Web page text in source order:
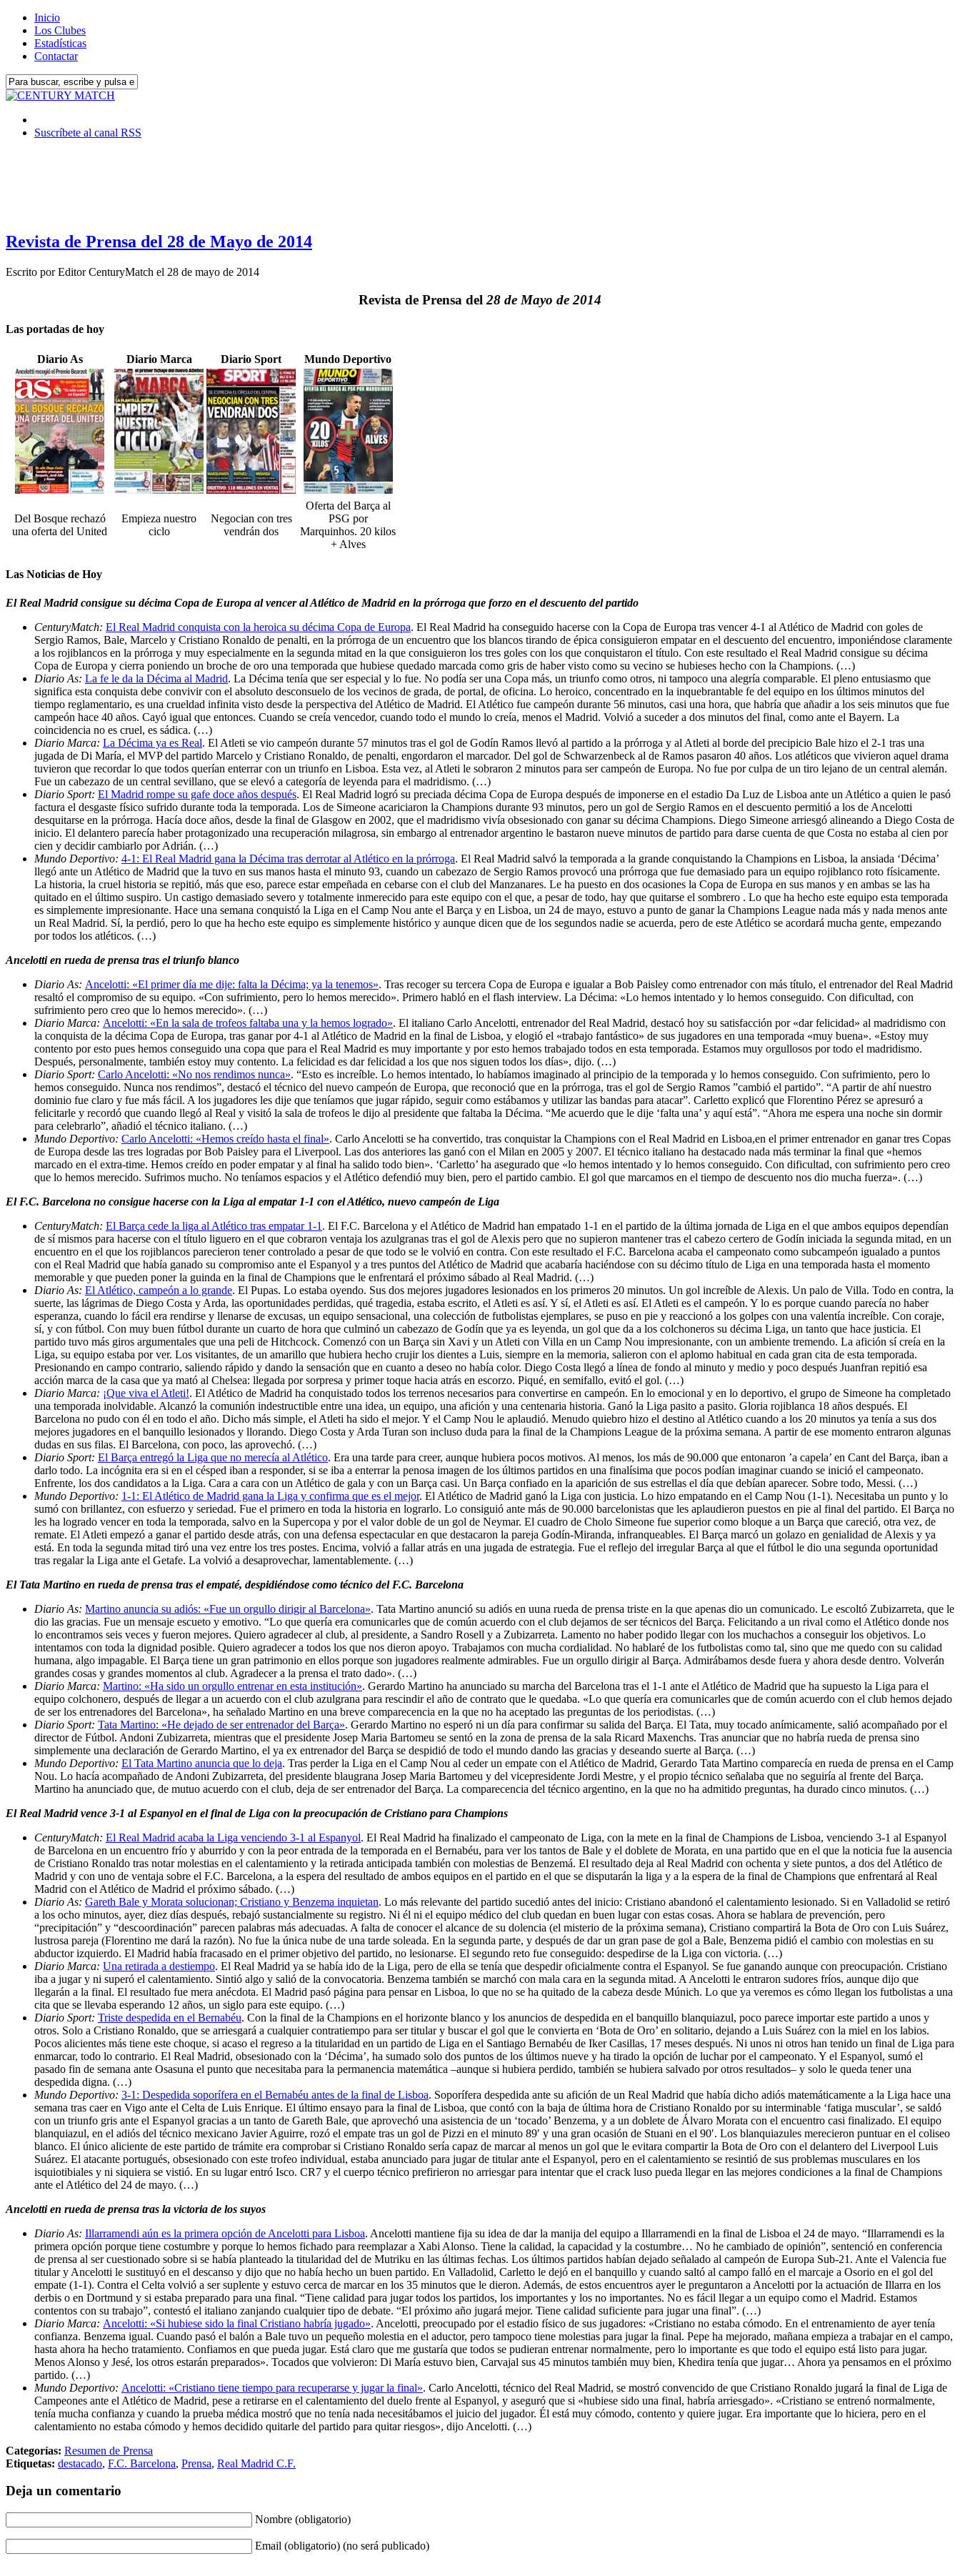
Inicio
Los Clubes
Estadísticas
Contactar
Suscríbete al canal RSS
Revista de Prensa del 28 de Mayo de 2014
Escrito porEditor CenturyMatch el 28 de mayo de 2014
Revista de Prensa del 28 de Mayo de 2014
Las portadas de hoy
Diario As Diario Marca Diario Sport Mundo Deportivo
Del Bosque rechazó
una oferta del United
Empieza nuestro
ciclo
Negocian con tres
vendrán dos
Oferta del Barça al
PSG por
Marquinhos. 20 kilos
+ Alves
Las Noticias de Hoy
El Real Madrid consigue su décima Copa de Europa al vencer al Atlético de Madrid en la prórroga que forzo en el descuento del partido
CenturyMatch: El Real Madrid conquista con la heroica su décima Copa de Europa. El Real Madrid ha conseguido hacerse con la Copa de Europa tras vencer 4-1 al Atlético de Madrid con goles de
Sergio Ramos, Bale, Marcelo y Cristiano Ronaldo de penalti, en la prórroga de un encuentro que los blancos tirando de épica consiguieron empatar en el descuento del encuentro, imponiéndose claramente
a los rojiblancos en la prórroga y muy especialmente en la segunda mitad en la que consiguieron los tres goles con los que conquistaron el título. Con este resultado el Real Madrid consigue su décima
Copa de Europa y cierra poniendo un broche de oro una temporada que hubiese quedado marcada como gris de haber visto como su vecino se hubieses hecho con la Champions. (…)
Diario As: La fe le da la Décima al Madrid. La Décima tenía que ser especial y lo fue. No podía ser una Copa más, un triunfo como otros, ni tampoco una alegría comparable. El pleno entusiasmo que
significa esta conquista debe convivir con el absoluto desconsuelo de los vecinos de grada, de portal, de oficina. Lo heroico, concentrado en la inquebrantable fe del equipo en los últimos minutos del
tiempo reglamentario, es una crueldad infinita visto desde la perspectiva del Atlético de Madrid. El Atlético fue campeón durante 56 minutos, casi una hora, que habría que añadir a los seis minutos que fue
campeón hace 40 años. Cayó igual que entonces. Cuando se creía vencedor, cuando todo el mundo lo creía, menos el Madrid. Volvió a suceder a dos minutos del final, como ante el Bayern. La
coincidencia no es cruel, es sádica. (…)
Diario Marca: La Décima ya es Real. El Atleti se vio campeón durante 57 minutos tras el gol de Godín Ramos llevó al partido a la prórroga y al Atleti al borde del precipicio Bale hizo el 2-1 tras una
jugada de Di María, el MVP del partido Marcelo y Cristiano Ronaldo, de penalti, engordaron el marcador. Del gol de Schwarzenbeck al de Ramos pasaron 40 años. Los atléticos que vivieron aquel drama
tuvieron que recordar lo que todos querían enterrar con un triunfo en Lisboa. Esta vez, al Atleti le sobraron 2 minutos para ser campeón de Europa. No fue por culpa de un tiro lejano de un central alemán.
Fue un cabezazo de un central sevillano, que se elevó a categoría de leyenda para el madridismo. (…)
Diario Sport: El Madrid rompe su gafe doce años después. El Real Madrid logró su preciada décima Copa de Europa después de imponerse en el estadio Da Luz de Lisboa ante un Atlético a quien le pasó
factura el desgaste físico sufrido durante toda la temporada. Los de Simeone acariciaron la Champions durante 93 minutos, pero un gol de Sergio Ramos en el descuento permitió a los de Ancelotti
desquitarse en la prórroga. Hacía doce años, desde la final de Glasgow en 2002, que el madridismo vivía obsesionado con ganar su décima Champions. Diego Simeone arriesgó alineando a Diego Costa de
inicio. El delantero parecía haber protagonizado una recuperación milagrosa, sin embargo al entrenador argentino le bastaron nueve minutos de partido para darse cuenta de que Costa no estaba al cien por
cien y decidir cambiarlo por Adrián. (…)
Mundo Deportivo: 4-1: El Real Madrid gana la Décima tras derrotar al Atlético en la prórroga. El Real Madrid salvó la temporada a la grande conquistando la Champions en Lisboa, la ansiada ‘Décima’
llegó ante un Atlético de Madrid que la tuvo en sus manos hasta el minuto 93, cuando un cabezazo de Sergio Ramos provocó una prórroga que fue demasiado para un equipo rojiblanco roto físicamente.
La historia, la cruel historia se repitió, más que eso, parece estar empeñada en cebarse con el club del Manzanares. Le ha puesto en dos ocasiones la Copa de Europa en sus manos y en ambas se las ha
quitado en el último suspiro. Un castigo demasiado severo y totalmente inmerecido para este equipo con el que, a pesar de todo, hay que quitarse el sombrero . Lo que ha hecho este equipo esta temporada
es simplemente impresionante. Hace una semana conquistó la Liga en el Camp Nou ante el Barça y en Lisboa, un 24 de mayo, estuvo a punto de ganar la Champions League nada más y nada menos ante
un Real Madrid. Sí, la perdió, pero lo que ha hecho este equipo es simplemente histórico y aunque dicen que de los segundos nadie se acuerda, pero de este Atlético se acordará mucha gente, empezando
por todos los atléticos. (…)
Ancelotti en rueda de prensa tras el triunfo blanco
Diario As: Ancelotti: «El primer día me dije: falta la Décima; ya la tenemos». Tras recoger su tercera Copa de Europa e igualar a Bob Paisley como entrenador con más título, el entrenador del Real Madrid
resaltó el compromiso de su equipo. «Con sufrimiento, pero lo hemos merecido». Primero habló en el flash interview. La Décima: «Lo hemos intentado y lo hemos conseguido. Con dificultad, con
sufrimiento pero creo que lo hemos merecido». (…)
Diario Marca: Ancelotti: «En la sala de trofeos faltaba una y la hemos logrado». El italiano Carlo Ancelotti, entrenador del Real Madrid, destacó hoy su satisfacción por «dar felicidad» al madridismo con
la conquista de la décima Copa de Europa, tras ganar por 4-1 al Atlético de Madrid en la final de Lisboa, y elogió el «trabajo fantástico» de sus jugadores en una temporada «muy buena». «Estoy muy
contento por esto pues hemos conseguido una copa que para el Real Madrid es muy importante y por esto hemos trabajado todos en esta temporada. Estamos muy orgullosos por todo el madridismo.
Después, personalmente, también estoy muy contento. La felicidad es dar felicidad a los que nos siguen todos los días», dijo. (…)
Diario Sport: Carlo Ancelotti: «No nos rendimos nunca». “Esto es increíble. Lo hemos intentado, lo habíamos imaginado al principio de la temporada y lo hemos conseguido. Con sufrimiento, pero lo
hemos conseguido. Nunca nos rendimos”, destacó el técnico del nuevo campeón de Europa, que reconoció que en la prórroga, tras el gol de Sergio Ramos ”cambió el partido”. “A partir de ahí nuestro
dominio fue claro y fue más fácil. A los jugadores les dije que teníamos que jugar rápido, seguir como estábamos y utilizar las bandas para atacar”. Carletto explicó que Florentino Pérez se apresuró a
felicitarle y recordó que cuando llegó al Real y visitó la sala de trofeos le dijo al presidente que faltaba la Décima. “Me acuerdo que le dije ‘falta una’ y aquí está”. “Ahora me espera una noche sin dormir
para celebrarlo”, añadió el técnico italiano. (…)
Mundo Deportivo: Carlo Ancelotti: «Hemos creído hasta el final». Carlo Ancelotti se ha convertido, tras conquistar la Champions con el Real Madrid en Lisboa,en el primer entrenador en ganar tres Copas
de Europa desde las tres logradas por Bob Paisley para el Liverpool. Las dos anteriores las ganó con el Milan en 2005 y 2007. El técnico italiano ha destacado nada más terminar la final que «hemos
marcado en el extra-time. Hemos creído en poder empatar y al final ha salido todo bien». ‘Carletto’ ha asegurado que «lo hemos intentado y lo hemos conseguido. Con dificultad, con sufrimiento pero creo
que lo hemos merecido. Sufrimos mucho. No teníamos espacios y el Atlético defendió muy bien, pero el partido cambio. El gol que marcamos en el tiempo de descuento nos dio mucha fuerza». (…)
El F.C. Barcelona no consigue hacerse con la Liga al empatar 1-1 con el Atlético, nuevo campeón de Liga
CenturyMatch: El Barça cede la liga al Atlético tras empatar 1-1 . El F.C. Barcelona y el Atlético de Madrid han empatado 1-1 en el partido de la última jornada de Liga en el que ambos equipos dependían
de sí mismos para hacerse con el título liguero en el que cobraron ventaja los azulgranas tras el gol de Alexis pero que no supieron mantener tras el cabezo certero de Godín iniciada la segunda mitad, en un
encuentro en el que los rojiblancos parecieron tener controlado a pesar de que todo se le volvió en contra. Con este resultado el F.C. Barcelona acaba el campeonato como subcampeón igualado a puntos
con el Real Madrid que había ganado su compromiso ante el Espanyol y a tres puntos del Atlético de Madrid que acabaría haciéndose con su décimo título de Liga en una temporada hasta el momento
memorable y que pueden poner la guinda en la final de Champions que le enfrentará el próximo sábado al Real Madrid. (…)
Diario As: El Atlético, campeón a lo grande. El Pupas. Lo estaba oyendo. Sus dos mejores jugadores lesionados en los primeros 20 minutos. Un gol increíble de Alexis. Un palo de Villa. Todo en contra, la
suerte, las lágrimas de Diego Costa y Arda, las oportunidades perdidas, qué tragedia, estaba escrito, el Atleti es así. Y sí, el Atleti es así. El Atleti es el campeón. Y lo es porque cuando parecía no haber
esperanza, cuando lo fácil era rendirse y llenarse de excusas, un equipo sensacional, una colección de futbolistas ejemplares, se puso en pie y reaccionó a los golpes con una valentía increíble. Con coraje,
sí, y con fútbol. Con muy buen fútbol durante un cuarto de hora que culminó un cabezazo de Godín que ya es leyenda, un gol que da a los colchoneros su décima Liga, un tanto que hace justicia. El
partido tuvo más giros argumentales que una peli de Hitchcock. Comenzó con un Barça sin Xavi y un Atleti con Villa en un Camp Nou impresionante, con un ambiente tremendo. La afición sí creía en la
Liga, su equipo estaba por ver. Los visitantes, de un amarillo que hubiera hecho crujir los dientes a Luis, siempre en la memoria, salieron con el aplomo habitual en cada gran cita de esta temporada.
Presionando en campo contrario, saliendo rápido y dando la sensación que en cuanto a deseo no había color. Diego Costa llegó a línea de fondo al minuto y medio y poco después Juanfran repitió esa
acción marca de la casa que ya mató al Chelsea: llegada por sorpresa y primer toque hacia atrás en escorzo. Piqué, en semifallo, evitó el gol. (…)
Diario Marca: ¡Que viva el Atleti!. El Atlético de Madrid ha conquistado todos los terrenos necesarios para convertirse en campeón. En lo emocional y en lo deportivo, el grupo de Simeone ha completado
una temporada inolvidable. Alcanzó la comunión indestructible entre una idea, un equipo, una afición y una centenaria historia. Ganó la Liga pasito a pasito. Gloria rojiblanca 18 años después. El
Barcelona no pudo con él en todo el año. Dicho más simple, el Atleti ha sido el mejor. Y el Camp Nou le aplaudió. Menudo quiebro hizo el destino al Atlético cuando a los 20 minutos ya tenía a sus dos
mejores jugadores en el banquillo lesionados y llorando. Diego Costa y Arda Turan son incluso duda para la final de la Champions League de la próxima semana. A partir de ese momento entraron algunas
dudas en sus filas. El Barcelona, con poco, las aprovechó. (…)
Diario Sport: El Barça entregó la Liga que no merecía al Atlético. Era una tarde para creer, aunque hubiera pocos motivos. Al menos, los más de 90.000 que entonaron ’a capela’ en Cant del Barça, iban a
darlo todo. La incógnita era si en el césped iban a responder, si se iba a enterrar la penosa imagen de los últimos partidos en una finalísima que pocos podían imaginar cuando se inició el campeonato.
Enfrente, los dos candidatos a la Liga. Cara a cara con un Atlético de gala y con un Barça casi. Un Barça confiado en la aparición de sus estrellas el día que debían aparecer. Sobre todo, Messi. (…)
Mundo Deportivo: 1-1: El Atlético de Madrid gana la Liga y confirma que es el mejor. El Atlético de Madrid ganó la Liga con justicia. Lo hizo empatando en el Camp Nou (1-1). Necesitaba un punto y lo
sumó con brillantez, con esfuerzo y seriedad. Fue el primero en toda la historia en lograrlo. Lo consiguió ante más de 90.000 barcelonistas que les aplaudieron puestos en pie al final del partido. El Barça no
les ha logrado vencer en toda la temporada, salvo en la Supercopa y por el valor doble de un gol de Neymar. El cuadro de Cholo Simeone fue superior como bloque a un Barça que careció, otra vez, de
remate. El Atleti empezó a ganar el partido desde atrás, con una defensa espectacular en que destacaron la pareja Godín-Miranda, infranqueables. El Barça marcó un golazo en genialidad de Alexis y ya
está. En toda la segunda mitad tiró una vez entre los tres postes. Encima, volvió a fallar atrás en una jugada de estrategia. Fue el reflejo del irregular Barça al que el fútbol le dio una segunda oportunidad
tras regalar la Liga ante el Getafe. La volvió a desaprovechar, lamentablemente. (…)
El Tata Martino en rueda de prensa tras el empaté, despidiéndose como técnico del F.C. Barcelona
Diario As: Martino anuncia su adiós: «Fue un orgullo dirigir al Barcelona». Tata Martino anunció su adiós en uuna rueda de prensa triste en la que apenas dio un comunicado. Le escoltó Zubizarreta, que le
dio las gracias. Fue un mensaje escueto y emotivo. “Lo que quería era comunicarles que de común acuerdo con el club dejamos de ser técnicos del Barça. Felicitando a un rival como el Atlético donde nos
lo encontramos seis veces y fueron mejores. Quiero agradecer al club, al presidente, a Sandro Rosell y a Zubizarreta. Lamento no haber podido llegar con los muchachos a conseguir los objetivos. Lo
intentamos con toda la dignidad posible. Quiero agradecer a todos los que nos dieron apoyo. Trabajamos con mucha cordialidad. No hablaré de los futbolistas como tal, sino que me quedo con su calidad
humana, algo impagable. El Barça tiene un gran patrimonio en ellos porque son jugadores realmente admirables. Fue un orgullo dirigir al Barça. Admirábamos desde fuera y ahora desde dentro. Volverán
grandes cosas y grandes momentos al club. Agradecer a la prensa el trato dado». (…)
Diario Marca: Martino: «Ha sido un orgullo entrenar en esta institución». Gerardo Martino ha anunciado su marcha del Barcelona tras el 1-1 ante el Atlético de Madrid que ha supuesto la Liga para el
equipo colchonero, después de llegar a un acuerdo con el club azulgrana para rescindir el año de contrato que le quedaba. «Lo que quería era comunicarles que de común acuerdo con el club hemos dejado
de ser los entrenadores del Barcelona», ha señalado Martino en una breve comparecencia en la que no ha aceptado las preguntas de los periodistas. (…)
Diario Sport: Tata Martino: «He dejado de ser entrenador del Barça». Gerardo Martino no esperó ni un día para confirmar su salida del Barça. El Tata, muy tocado anímicamente, salió acompañado por el
director de Fútbol. Andoni Zubizarreta, mientras que el presidente Josep Maria Bartomeu se sentó en la zona de prensa de la sala Ricard Maxenchs. Tras anunciar que no habría rueda de prensa sino
simplemente una declaración de Gerardo Martino, el ya ex entrenador del Barça se despidió de todo el mundo dando las gracias y deseando suerte al Barça. (…)
Mundo Deportivo: El Tata Martino anuncia que lo deja. Tras perder la Liga en el Camp Nou al ceder un empate con el Atlético de Madrid, Gerardo Tata Martino comparecía en rueda de prensa en el Camp
Nou. Lo hacía acompañado de Andoni Zubizarreta, del presidente blaugrana Josep Maria Bartomeu y del vicepresidente Jordi Mestre, y el propio técnico señalaba que no seguiría al frente del Barça.
Martino ha anunciado que, de mutuo acuerdo con el club, deja de ser entrenador del Barça. La comparecencia del técnico argentino, en la que no ha admitido preguntas, ha durado cinco minutos. (…)
El Real Madrid vence 3-1 al Espanyol en el final de Liga con la preocupación de Cristiano para Champions
CenturyMatch: El Real Madrid acaba la Liga venciendo 3-1 al Espanyol. El Real Madrid ha finalizado el campeonato de Liga, con la mete en la final de Champions de Lisboa, venciendo 3-1 al Espanyol
de Barcelona en un encuentro frío y aburrido y con la peor entrada de la temporada en el Bernabéu, para ver los tantos de Bale y el doblete de Morata, en una partido que en el que la noticia fue la ausencia
de Cristiano Ronaldo tras notar molestias en el calentamiento y la retirada anticipada también con molestias de Benzemá. El resultado deja al Real Madrid con ochenta y siete puntos, a dos del Atlético de
Madrid y con uno de ventaja sobre el F.C. Barcelona, a la espera del resultado de ambos equipos en el partido en el que se disputarán la liga y a la espera de la final de Champions que enfrentará al Real
Madrid con el Atlético de Madrid el próximo sábado. (…)
Diario As: Gareth Bale y Morata solucionan; Cristiano y Benzema inquietan. Lo más relevante del partido sucedió antes del inicio: Cristiano abandonó el calentamiento lesionado. Si en Valladolid se retiró
a los ocho minutos, ayer, diez días después, rebajó sustancialmente su registro. Ni él ni el equipo médico del club quedan en buen lugar con estas cosas. Ahora se hablara de prevención, pero
“precipitación” y “descoordinación” parecen palabras más adecuadas. A falta de conocer el alcance de su dolencia (el misterio de la próxima semana), Cristiano compartirá la Bota de Oro con Luis Suárez,
lustrosa pareja (Florentino me dará la razón). No fue la única nube de una tarde soleada. En la segunda parte, y después de dar un gran pase de gol a Bale, Benzema pidió el cambio con molestias en su
abductor izquierdo. El Madrid había fracasado en el primer objetivo del partido, no lesionarse. El segundo reto fue conseguido: despedirse de la Liga con victoria. (…)
Diario Marca: Una retirada a destiempo. El Real Madrid ya se había ido de la Liga, pero de ella se tenía que despedir oficialmente contra el Espanyol. Se fue ganando aunque con preocupación. Cristiano
iba a jugar y ni superó el calentamiento. Sintió algo y salió de la convocatoria. Benzema también se marchó con mala cara en la segunda mitad. A Ancelotti le entraron sudores fríos, aunque dijo que
llegarán a la final. El resultado fue mera anécdota. El Madrid pasó página para pensar en Lisboa, lo que no se ha quitado de la cabeza desde Múnich. Lo que ya veremos es cómo llegan los futbolistas a una
cita que se llevaba esperando 12 años, un siglo para este equipo. (…)
Diario Sport: Triste despedida en el Bernabéu. Con la final de la Champions en el horizonte blanco y los anuncios de despedida en el banquillo blanquiazul, poco parece importar este partido a unos y
otros. Solo a Cristiano Ronaldo, que se arriesgará a cualquier contratiempo para ser titular y buscar el gol que le convierta en ‘Bota de Oro’ en solitario, dejando a Luis Suárez con la miel en los labios.
Pocos alicientes más tiene este choque, si acaso el regreso a la titularidad en un partido de Liga en el Santiago Bernabéu de Iker Casillas, 17 meses después. Ni unos ni otros han tenido un final de Liga para
enmarcar, todo lo contrario. El Real Madrid, obsesionado con la ‘Décima’, ha sumado solo dos puntos de los últimos nueve y ha tirado la opción de luchar por el campeonato. Y el Espanyol, sumó el
pasado fin de semana ante Osasuna el punto que necesitaba para la permanencia matemática –aunque si hubiera perdido, también se hubiera salvado por otros resultados– y solo le queda tener una
despedida digna. (…)
Mundo Deportivo: 3-1: Despedida soporífera en el Bernabéu antes de la final de Lisboa. Soporífera despedida ante su afición de un Real Madrid que había dicho adiós matemáticamente a la Liga hace una
semana tras caer en Vigo ante el Celta de Luis Enrique. El último ensayo para la final de Lisboa, que contó con la baja de última hora de Cristiano Ronaldo por su interminable ‘fatiga muscular’, se saldó
con un triunfo gris ante el Espanyol gracias a un tanto de Gareth Bale, que aprovechó una asistencia de un ‘tocado’ Benzema, y a un doblete de Álvaro Morata con el encuentro casi finalizado. El equipo
blanquiazul, en el adiós del técnico mexicano Javier Aguirre, rozó el empate tras un gol de Pizzi en el minuto 89′ y una gran ocasión de Stuani en el 90′. Los blanquiazules merecieron puntuar en el coliseo
blanco. El único aliciente de este partido de trámite era comprobar si Cristiano Ronaldo sería capaz de marcar al menos un gol que le evitara compartir la Bota de Oro con el delantero del Liverpool Luis
Suárez. El atacante portugués, obsesionado con este trofeo individual, estaba anunciado para jugar de titular ante el Espanyol, pero en el calentamiento se resintió de sus problemas musculares en los
isquiotibiales y ni siquiera se vistió. En su lugar entró Isco. CR7 y el cuerpo técnico prefirieron no arriesgar para intentar que el crack luso pueda llegar en las mejores condiciones a la final de Champions
ante el Atlético del 24 de mayo. (…)
Ancelotti en rueda de prensa tras la victoria de los suyos
Diario As: Illarramendi aún es la primera opción de Ancelotti para Lisboa. Ancelotti mantiene fija su idea de dar la manija del equipo a Illarramendi en la final de Lisboa el 24 de mayo. “Illarramendi es la
primera opción porque tiene costumbre y porque lo hemos fichado para reemplazar a Xabi Alonso. Tiene la calidad, la capacidad y la costumbre… No he cambiado de opinión”, sentenció en conferencia
de prensa al ser cuestionado sobre si se había planteado la titularidad del de Mutriku en las últimas fechas. Los últimos partidos habían dejado señalado al campeón de Europa Sub-21. Ante el Valencia fue
titular y Ancelotti le sustituyó en el descanso y dijo que no había hecho un buen partido. En Valladolid, Carletto le dejó en el banquillo y cuando saltó al campo falló en el marcaje a Osorio en el gol del
empate (1-1). Contra el Celta volvió a ser suplente y estuvo cerca de marcar en los 35 minutos que le dieron. Además, de estos encuentros ayer le preguntaron a Ancelotti por la actuación de Illarra en los
derbis o en Dortmund y si estaba preparado para una final. “Tiene calidad para jugar todos los partidos, los importantes y los no importantes. No es fácil llegar a un equipo como el Madrid. Estamos
contentos con su trabajo”, contestó el italiano zanjando cualquier tipo de debate. “El próximo año jugará mejor. Tiene calidad suficiente para jugar una final”. (…)
Diario Marca: Ancelotti: «Si hubiese sido la final Cristiano habría jugado». Ancelotti, preocupado por el estadio físico de sus jugadores: «Cristiano no estaba cómodo. En el entrenamiento de ayer tenía
confianza. Benzema igual. Cuando pasó el balón a Bale tuvo un pequeño molestia en el aductor, pero tampoco tiene molestias para jugar la final. Pepe ha mejorado, mañana empieza a trabajar en el campo,
hasta ahora ha hecho tratamiento. Confiamos en que pueda jugar. Está claro que me gustaría que todos se pudieran entrenar normalmente, pero lo importante es que todo el equipo está listo para jugar.
Menos Alonso y Jesé, los otros estarán preparados». Tocados que volvieron: Di María estuvo bien, Carvajal sus 45 minutos también muy bien, Khedira tenía que jugar… Ahora ya pensamos en el próximo
partido. (…)
Mundo Deportivo: Ancelotti: «Cristiano tiene tiempo para recuperarse y jugar la final». Carlo Ancelotti, técnico del Real Madrid, se mostró convencido de que Cristiano Ronaldo jugará la final de Liga de
Campeones ante el Atlético de Madrid, pese a retirarse en el calentamiento del duelo frente al Espanyol, y aseguró que si «hubiese sido una final, habría arriesgado». «Cristiano se entrenó normalmente,
tenía mucha confianza y cuando la prueba médica mostró que no tenía nada necesitábamos el juicio del jugador. Él está muy cómodo, contento y quiere jugar. Era importante que lo hiciera, pero en el
calentamiento no estaba cómodo y hemos decidido quitarle del partido para quitar riesgos», dijo Ancelotti. (…)
Categorías: Resumen de Prensa
Etiquetas: destacado, F.C. Barcelona, Prensa, Real Madrid C.F.
Deja un comentario
Nombre (obligatorio)
Email (obligatorio) (no será publicado)